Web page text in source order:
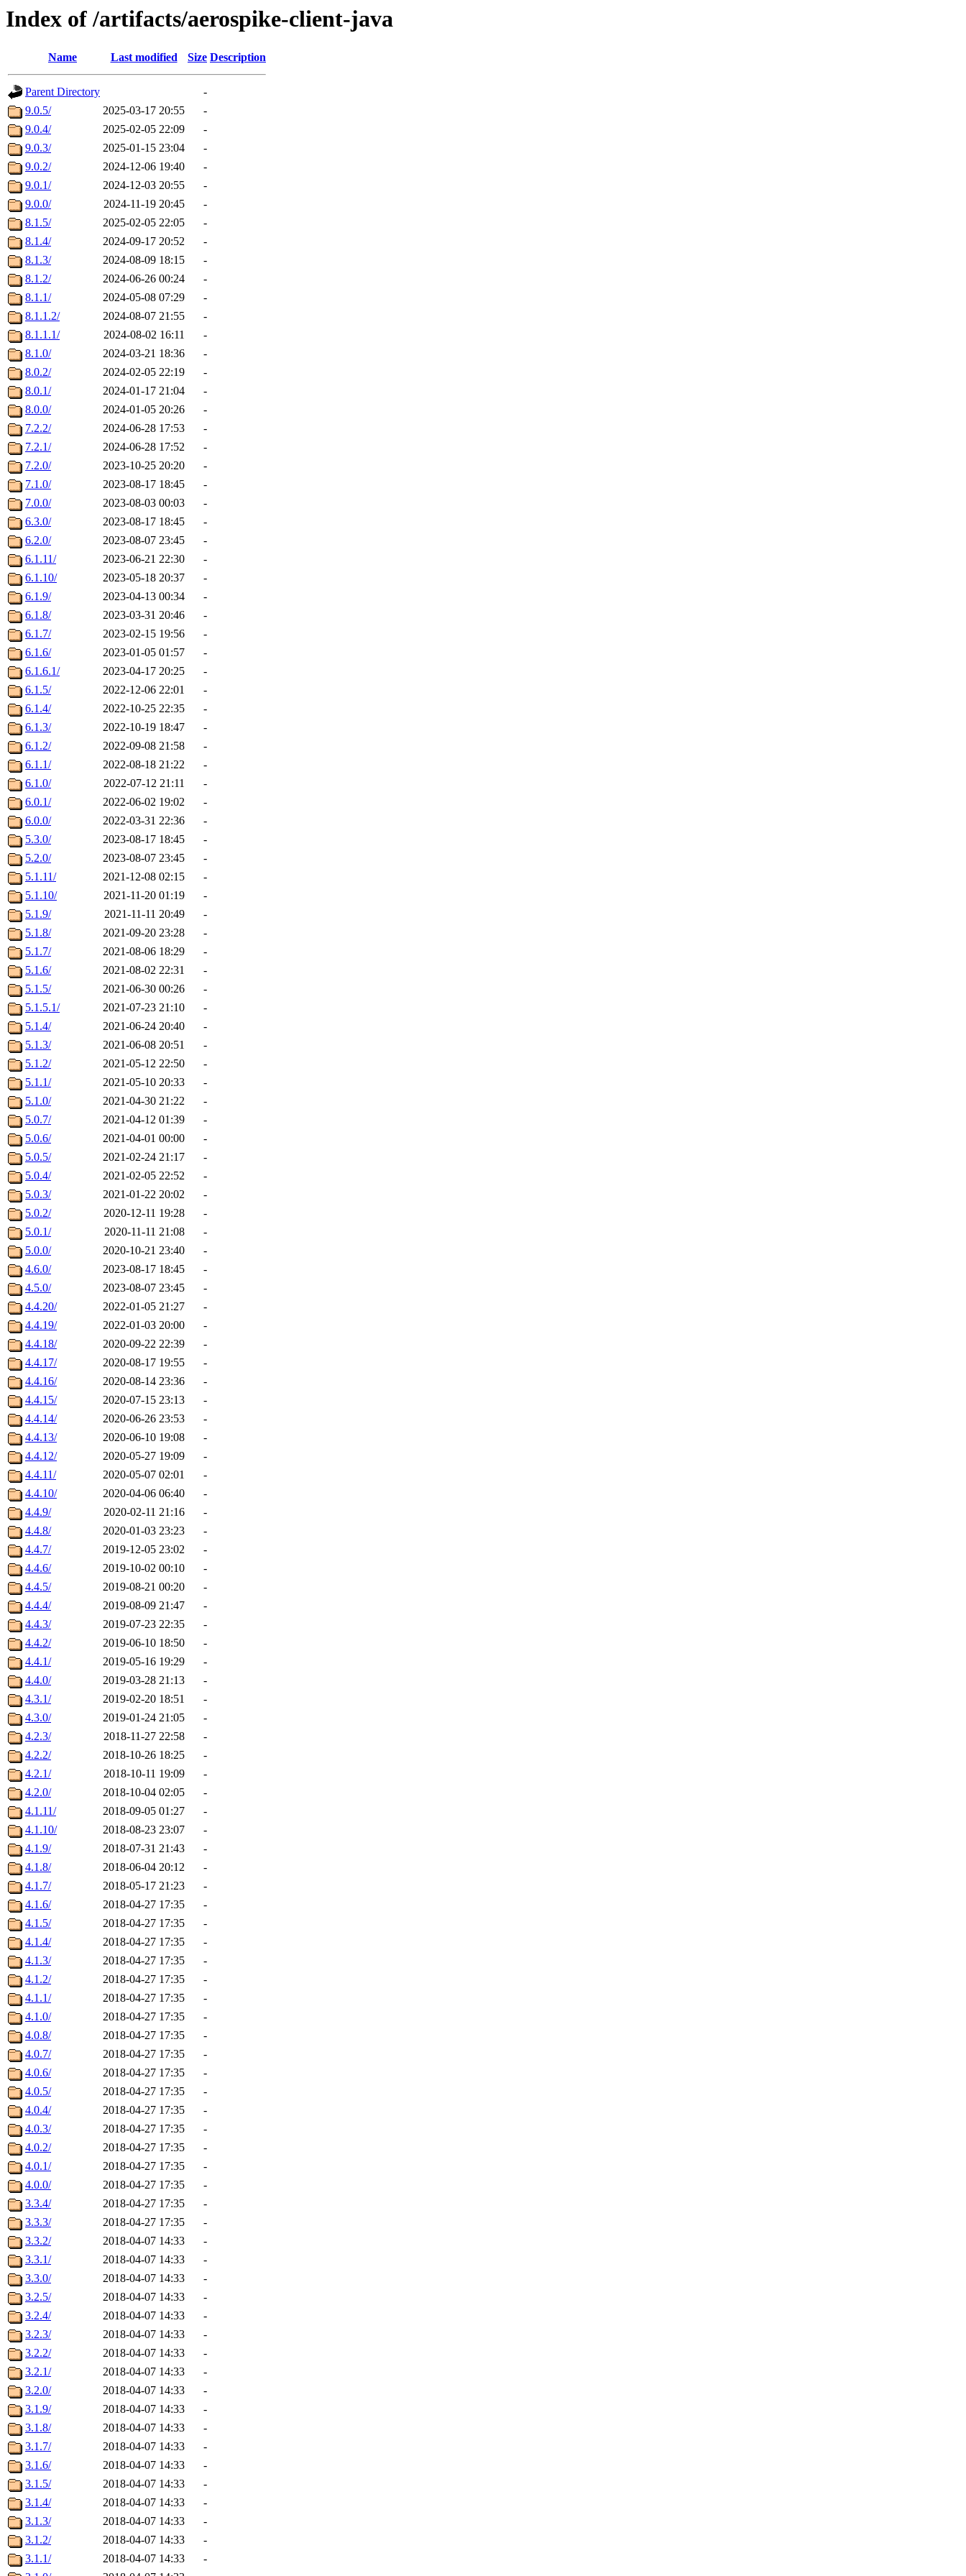
Index of /artifacts/aerospike-client-java
Name Last modified Size Description
Parent Directory
-
9.0.5/
2025-03-17 20:55
-
9.0.4/
2025-02-05 22:09
-
9.0.3/
2025-01-15 23:04
-
9.0.2/
2024-12-06 19:40
-
9.0.1/
2024-12-03 20:55
-
9.0.0/
2024-11-19 20:45
-
8.1.5/
2025-02-05 22:05
-
8.1.4/
2024-09-17 20:52
-
8.1.3/
2024-08-09 18:15
-
8.1.2/
2024-06-26 00:24
-
8.1.1/
2024-05-08 07:29
-
8.1.1.2/
2024-08-07 21:55
-
8.1.1.1/
2024-08-02 16:11
-
8.1.0/
2024-03-21 18:36
-
8.0.2/
2024-02-05 22:19
-
8.0.1/
2024-01-17 21:04
-
8.0.0/
2024-01-05 20:26
-
7.2.2/
2024-06-28 17:53
-
7.2.1/
2024-06-28 17:52
-
7.2.0/
2023-10-25 20:20
-
7.1.0/
2023-08-17 18:45
-
7.0.0/
2023-08-03 00:03
-
6.3.0/
2023-08-17 18:45
-
6.2.0/
2023-08-07 23:45
-
6.1.11/
2023-06-21 22:30
-
6.1.10/
2023-05-18 20:37
-
6.1.9/
2023-04-13 00:34
-
6.1.8/
2023-03-31 20:46
-
6.1.7/
2023-02-15 19:56
-
6.1.6/
2023-01-05 01:57
-
6.1.6.1/
2023-04-17 20:25
-
6.1.5/
2022-12-06 22:01
-
6.1.4/
2022-10-25 22:35
-
6.1.3/
2022-10-19 18:47
-
6.1.2/
2022-09-08 21:58
-
6.1.1/
2022-08-18 21:22
-
6.1.0/
2022-07-12 21:11
-
6.0.1/
2022-06-02 19:02
-
6.0.0/
2022-03-31 22:36
-
5.3.0/
2023-08-17 18:45
-
5.2.0/
2023-08-07 23:45
-
5.1.11/
2021-12-08 02:15
-
5.1.10/
2021-11-20 01:19
-
5.1.9/
2021-11-11 20:49
-
5.1.8/
2021-09-20 23:28
-
5.1.7/
2021-08-06 18:29
-
5.1.6/
2021-08-02 22:31
-
5.1.5/
2021-06-30 00:26
-
5.1.5.1/
2021-07-23 21:10
-
5.1.4/
2021-06-24 20:40
-
5.1.3/
2021-06-08 20:51
-
5.1.2/
2021-05-12 22:50
-
5.1.1/
2021-05-10 20:33
-
5.1.0/
2021-04-30 21:22
-
5.0.7/
2021-04-12 01:39
-
5.0.6/
2021-04-01 00:00
-
5.0.5/
2021-02-24 21:17
-
5.0.4/
2021-02-05 22:52
-
5.0.3/
2021-01-22 20:02
-
5.0.2/
2020-12-11 19:28
-
5.0.1/
2020-11-11 21:08
-
5.0.0/
2020-10-21 23:40
-
4.6.0/
2023-08-17 18:45
-
4.5.0/
2023-08-07 23:45
-
4.4.20/
2022-01-05 21:27
-
4.4.19/
2022-01-03 20:00
-
4.4.18/
2020-09-22 22:39
-
4.4.17/
2020-08-17 19:55
-
4.4.16/
2020-08-14 23:36
-
4.4.15/
2020-07-15 23:13
-
4.4.14/
2020-06-26 23:53
-
4.4.13/
2020-06-10 19:08
-
4.4.12/
2020-05-27 19:09
-
4.4.11/
2020-05-07 02:01
-
4.4.10/
2020-04-06 06:40
-
4.4.9/
2020-02-11 21:16
-
4.4.8/
2020-01-03 23:23
-
4.4.7/
2019-12-05 23:02
-
4.4.6/
2019-10-02 00:10
-
4.4.5/
2019-08-21 00:20
-
4.4.4/
2019-08-09 21:47
-
4.4.3/
2019-07-23 22:35
-
4.4.2/
2019-06-10 18:50
-
4.4.1/
2019-05-16 19:29
-
4.4.0/
2019-03-28 21:13
-
4.3.1/
2019-02-20 18:51
-
4.3.0/
2019-01-24 21:05
-
4.2.3/
2018-11-27 22:58
-
4.2.2/
2018-10-26 18:25
-
4.2.1/
2018-10-11 19:09
-
4.2.0/
2018-10-04 02:05
-
4.1.11/
2018-09-05 01:27
-
4.1.10/
2018-08-23 23:07
-
4.1.9/
2018-07-31 21:43
-
4.1.8/
2018-06-04 20:12
-
4.1.7/
2018-05-17 21:23
-
4.1.6/
2018-04-27 17:35
-
4.1.5/
2018-04-27 17:35
-
4.1.4/
2018-04-27 17:35
-
4.1.3/
2018-04-27 17:35
-
4.1.2/
2018-04-27 17:35
-
4.1.1/
2018-04-27 17:35
-
4.1.0/
2018-04-27 17:35
-
4.0.8/
2018-04-27 17:35
-
4.0.7/
2018-04-27 17:35
-
4.0.6/
2018-04-27 17:35
-
4.0.5/
2018-04-27 17:35
-
4.0.4/
2018-04-27 17:35
-
4.0.3/
2018-04-27 17:35
-
4.0.2/
2018-04-27 17:35
-
4.0.1/
2018-04-27 17:35
-
4.0.0/
2018-04-27 17:35
-
3.3.4/
2018-04-27 17:35
-
3.3.3/
2018-04-27 17:35
-
3.3.2/
2018-04-07 14:33
-
3.3.1/
2018-04-07 14:33
-
3.3.0/
2018-04-07 14:33
-
3.2.5/
2018-04-07 14:33
-
3.2.4/
2018-04-07 14:33
-
3.2.3/
2018-04-07 14:33
-
3.2.2/
2018-04-07 14:33
-
3.2.1/
2018-04-07 14:33
-
3.2.0/
2018-04-07 14:33
-
3.1.9/
2018-04-07 14:33
-
3.1.8/
2018-04-07 14:33
-
3.1.7/
2018-04-07 14:33
-
3.1.6/
2018-04-07 14:33
-
3.1.5/
2018-04-07 14:33
-
3.1.4/
2018-04-07 14:33
-
3.1.3/
2018-04-07 14:33
-
3.1.2/
2018-04-07 14:33
-
3.1.1/
2018-04-07 14:33
-